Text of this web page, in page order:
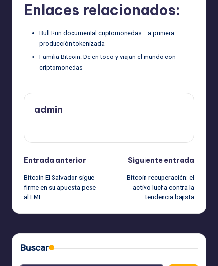
Enlaces relacionados:
Bull Run documental criptomonedas: La primera
producción tokenizada
Familia Bitcoin: Dejen todo y viajan el mundo con
criptomonedas
admin
Navegación
de
entradas
Entrada anterior
Bitcoin El Salvador sigue
firme en su apuesta pese
al FMI
Siguiente entrada
Bitcoin recuperación: el
activo lucha contra la
tendencia bajista
Buscar